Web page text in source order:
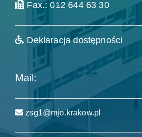
Fax.: 012 644 63 30
Deklaracja dostępności
Mail:
zsg1@mjo.krakow.pl